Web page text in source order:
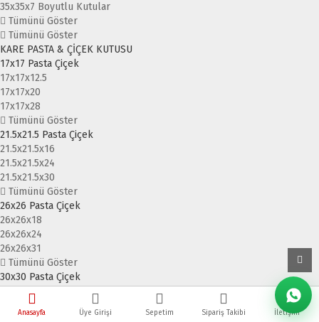
Anasayfa Üye Girişi Sepetim Sipariş Takibi İletişim
35x35x7 Boyutlu Kutular
Tümünü Göster
Tümünü Göster
KARE PASTA & ÇİÇEK KUTUSU
17x17 Pasta Çiçek
17x17x12.5
17x17x20
17x17x28
Tümünü Göster
21.5x21.5 Pasta Çiçek
21.5x21.5x16
21.5x21.5x24
21.5x21.5x30
Tümünü Göster
26x26 Pasta Çiçek
26x26x18
26x26x24
26x26x31
Tümünü Göster
30x30 Pasta Çiçek
30x30x17.5
30x30x25
Tümünü Göster